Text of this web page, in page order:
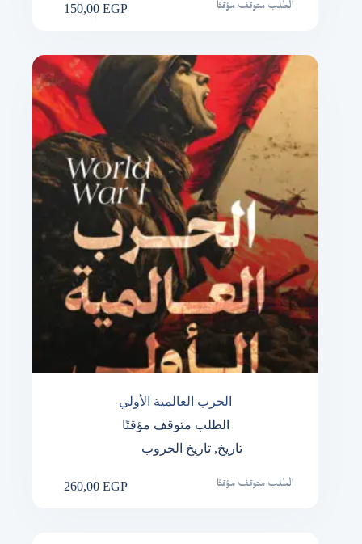
150,00EGP الطلب متوقف مؤقتًا
الحرب العالمية الأولي
الطلب متوقف مؤقتًا
تاريخ,تاريخ الحروب
260,00EGP الطلب متوقف مؤقتًا